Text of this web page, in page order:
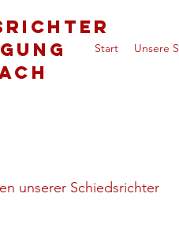
Start Unsere
unserer Schiedsrichter